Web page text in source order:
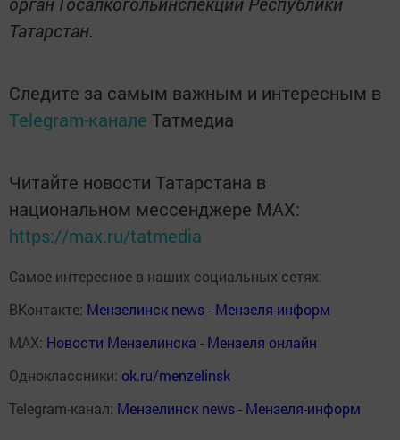
Татарстан.
Следите за самым важным и интересным в
Telegram-канале Татмедиа
Читайте новости Татарстана в
национальном мессенджере MАХ:
https://max.ru/tatmedia
Самое интересное в наших социальных сетях:
ВКонтакте: Мензелинск news - Мензеля-информ
MAX: Новости Мензелинска - Мензеля онлайн
Одноклассники: ok.ru/menzelinsk
Telegram-канал: Мензелинск news - Мензеля-информ